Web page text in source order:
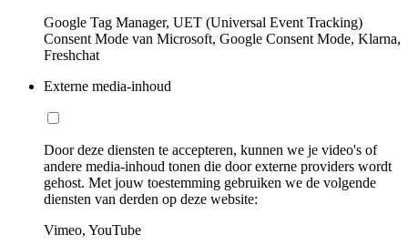
Google Tag Manager, UET (Universal Event Tracking)
Consent Mode van Microsoft, Google Consent Mode, Klarna,
Freshchat
Externe media-inhoud
Door deze diensten te accepteren, kunnen we je video's of
andere media-inhoud tonen die door externe providers wordt
gehost. Met jouw toestemming gebruiken we de volgende
diensten van derden op deze website:
Vimeo, YouTube